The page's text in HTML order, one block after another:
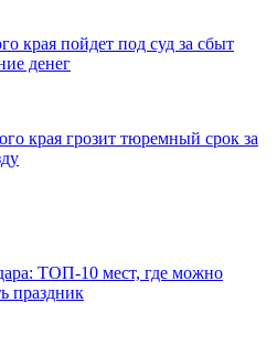
края пойдет под суд за сбыт
денег
края грозит тюремный срок за
ТОП-10 мест, где можно
праздник